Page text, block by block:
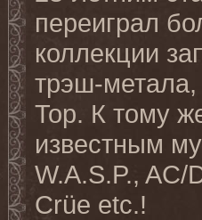
переиграл
коллекции
трэш-метала,
Top. К тому
известным
W.A.S.P.,
Crüe etc.!